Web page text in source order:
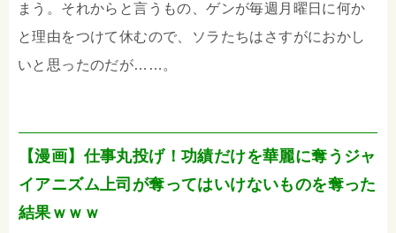
まう。それからと言うもの、ゲンが毎週月曜日に何か
と理由をつけて休むので、ソラたちはさすがにおかし
いと思ったのだが……。
【漫画】仕事丸投げ！功績だけを華麗に奪うジャ
イアニズム上司が奪ってはいけないものを奪った
結果ｗｗｗ